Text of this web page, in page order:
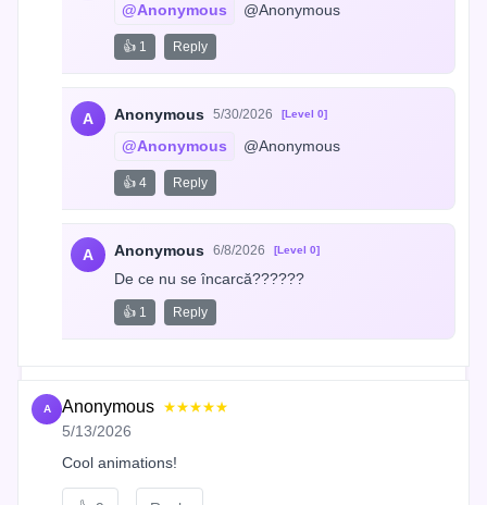
@Anonymous @Anonymous
👍 1 Reply
A Anonymous 5/30/2026 [Level 0]
@Anonymous @Anonymous
👍 4 Reply
A Anonymous 6/8/2026 [Level 0]
De ce nu se încarcă??????
👍 1 Reply
A Anonymous ★★★★★
5/13/2026
Cool animations!